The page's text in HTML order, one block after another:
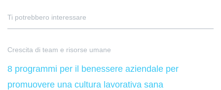
Ti potrebbero interessare
Crescita di team e risorse umane
8 programmi per il benessere aziendale per
promuovere una cultura lavorativa sana